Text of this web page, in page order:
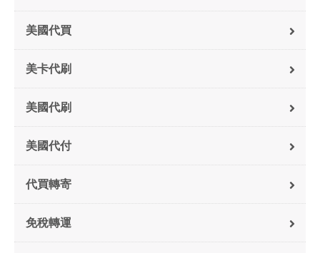
美國代買
美卡代刷
美國代刷
美國代付
代買轉寄
免稅轉運